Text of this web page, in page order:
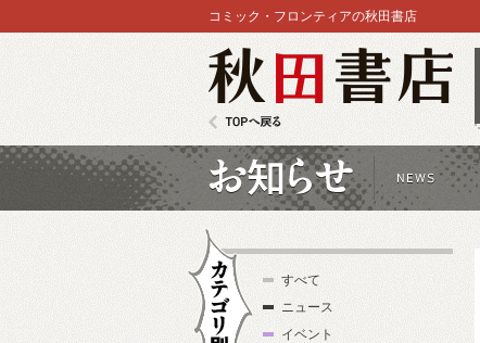
コミック・フロンティアの秋田書店
すべて
ニュース
イベント